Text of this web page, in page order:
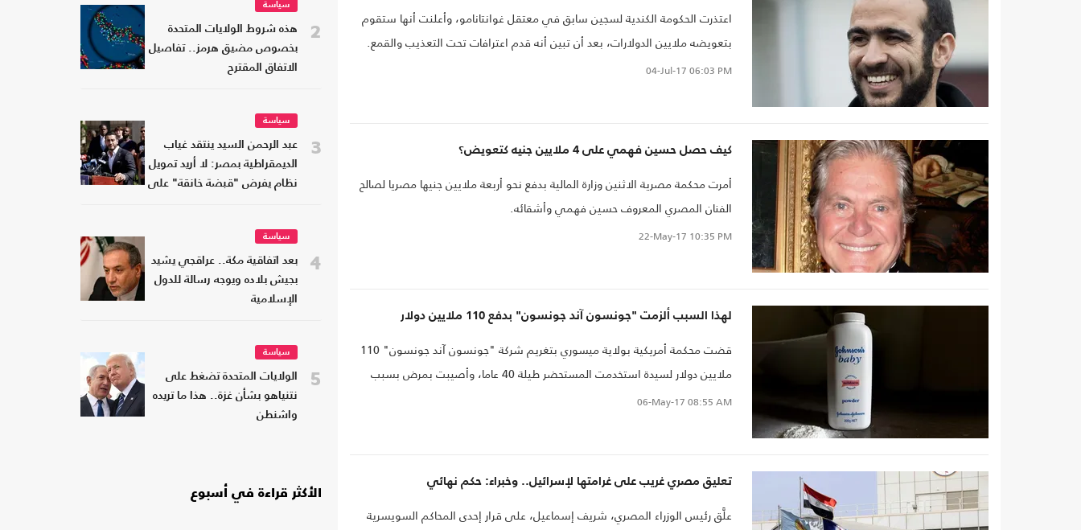
اعتذرت الحكومة الكندية لسجين سابق في معتقل غوانتانامو، وأعلنت أنها ستقوم
بتعويضه ملايين الدولارات، بعد أن تبين أنه قدم اعترافات تحت التعذيب والقمع.
04-Jul-17 06:03 PM
كيف حصل حسين فهمي على 4 ملايين جنيه كتعويض؟
أمرت محكمة مصرية الاثنين وزارة المالية بدفع نحو أربعة ملايين جنيها مصريا لصالح
الفنان المصري المعروف حسين فهمي وأشقائه.
22-May-17 10:35 PM
لهذا السبب ألزمت "جونسون آند جونسون" بدفع 110 ملايين دولار
قضت محكمة أمريكية بولاية ميسوري بتغريم شركة "جونسون آند جونسون" 110
ملايين دولار لسيدة استخدمت المستحضر طيلة 40 عاما، وأصيبت بمرض بسبب
استخدامها لمستحضرات النظافة الشخصية النسائية التي تنتجها الشركة..
06-May-17 08:55 AM
تعليق مصري غريب على غرامتها لإسرائيل.. وخبراء: حكم نهائي
علَّق رئيس الوزراء المصري، شريف إسماعيل، على قرار إحدى المحاكم السويسرية
2
سياسة
هذه شروط الولايات المتحدة
بخصوص مضيق هرمز.. تفاصيل
الاتفاق المقترح
3
سياسة
عبد الرحمن السيد ينتقد غياب
الديمقراطية بمصر: لا أريد تمويل
نظام يفرض "قبضة خانقة" على
4
سياسة
بعد اتفاقية مكة.. عراقجي يشيد
بجيش بلاده ويوجه رسالة للدول
الإسلامية
5
سياسة
الولايات المتحدة تضغط على
نتنياهو بشأن غزة.. هذا ما تريده
واشنطن
الأكثر قراءة في أسبوع